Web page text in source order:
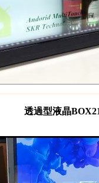
透過型液晶